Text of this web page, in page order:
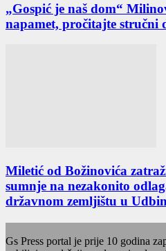
„Gospić je naš dom“
napamet, pročitajte stručni
Miletić od Božinovića
sumnje na nezakonito
državnom zemljištu u
Gs Press portal je prije 10 godina